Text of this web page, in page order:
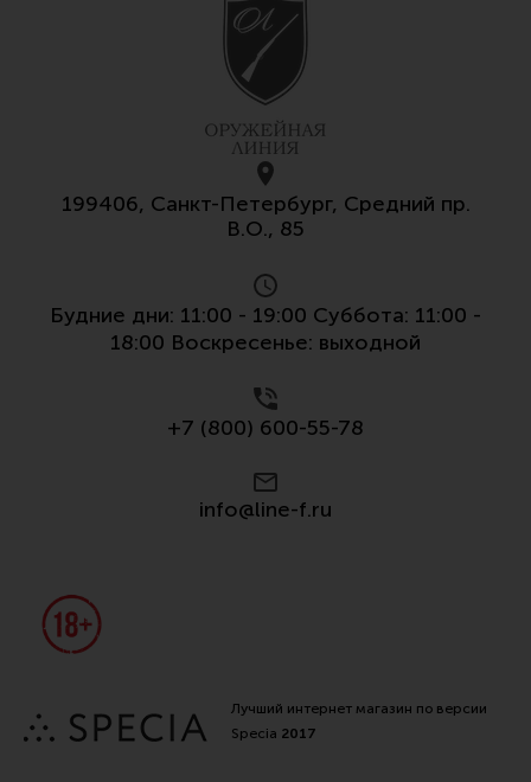
199406, Санкт-Петербург, Средний пр.
В.О., 85
Будние дни: 11:00 - 19:00 Суббота: 11:00 -
18:00 Воскресенье: выходной
+7 (800) 600-55-78
info@line-f.ru
Лучший интернет магазин по версии
Specia 2017